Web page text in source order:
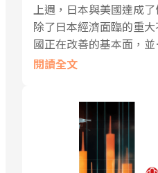
上週，日本與美國達成
除了日本經濟面臨的重
國正在改善的基本面，
閱讀全文